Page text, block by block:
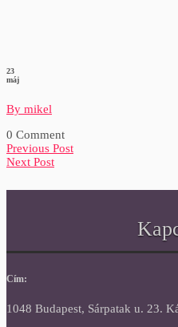
23
máj
By mikel
0 Comment
Previous Post
Next Post
Cím:
1048 Budapest, Sárpatak u. 23.